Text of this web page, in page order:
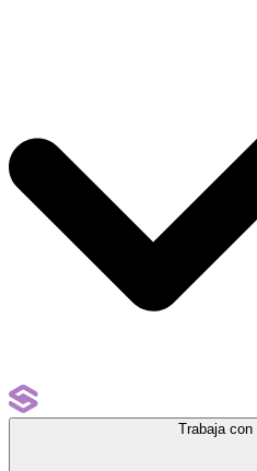
Trabaja con